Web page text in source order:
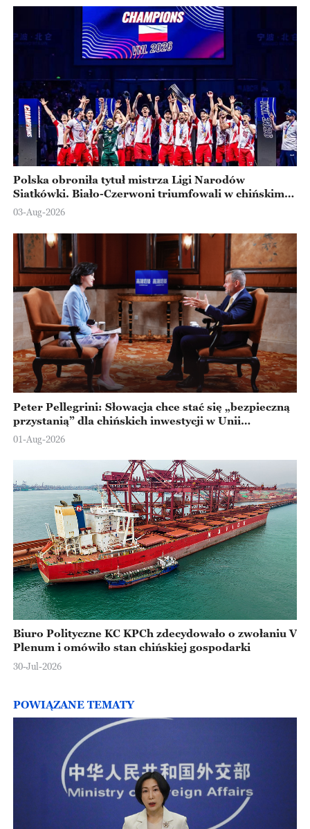
Polska obroniła tytuł mistrza Ligi Narodów
Siatkówki. Biało-Czerwoni triumfowali w chińskim
Ningbo
03-Aug-2026
Peter Pellegrini: Słowacja chce stać się „bezpieczną
przystanią” dla chińskich inwestycji w Unii
Europejskiej
01-Aug-2026
Biuro Polityczne KC KPCh zdecydowało o zwołaniu V
Plenum i omówiło stan chińskiej gospodarki
30-Jul-2026
POWIĄZANE TEMATY